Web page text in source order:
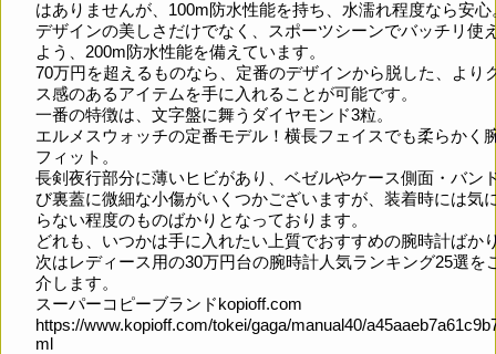
はありませんが、100m防水性能を持ち、水濡れ程度なら安心
デザインの美しさだけでなく、スポーツシーンでバッチリ使
よう、200m防水性能を備えています。
70万円を超えるものなら、定番のデザインから脱した、より
ス感のあるアイテムを手に入れることが可能です。
一番の特徴は、文字盤に舞うダイヤモンド3粒。
エルメスウォッチの定番モデル！横長フェイスでも柔らかく
フィット。
長剣夜行部分に薄いヒビがあり、ベゼルやケース側面・バン
び裏蓋に微細な小傷がいくつかございますが、装着時には気
らない程度のものばかりとなっております。
どれも、いつかは手に入れたい上質でおすすめの腕時計ばか
次はレディース用の30万円台の腕時計人気ランキング25選を
介します。
スーパーコピーブランドkopioff.com
https://www.kopioff.com/tokei/gaga/manual40/
ml